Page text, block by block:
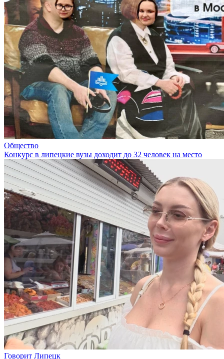
Общество
Конкурс в липецкие вузы доходит до 32 человек на место
Говорит Липецк